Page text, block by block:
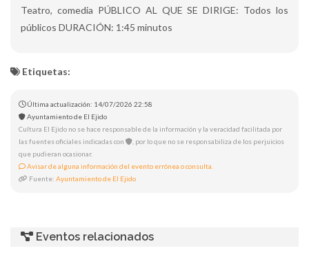
Teatro, comedia PÚBLICO AL QUE SE DIRIGE: Todos los
públicos DURACIÓN: 1:45 minutos
Etiquetas:
Última actualización: 14/07/2026 22:58
Ayuntamiento de El Ejido
Cultura El Ejido no se hace responsable de la información y la veracidad facilitada por
las fuentes oficiales indicadas con
, por lo que no se responsabiliza de los perjuicios
que pudieran ocasionar.
Avisar de alguna información del evento errónea o consulta.
Fuente: Ayuntamiento de El Ejido
Eventos relacionados